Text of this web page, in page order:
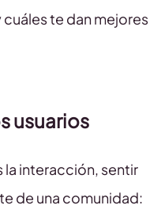
te dan mejores
usuarios
la interacción, sentir
de una comunidad: